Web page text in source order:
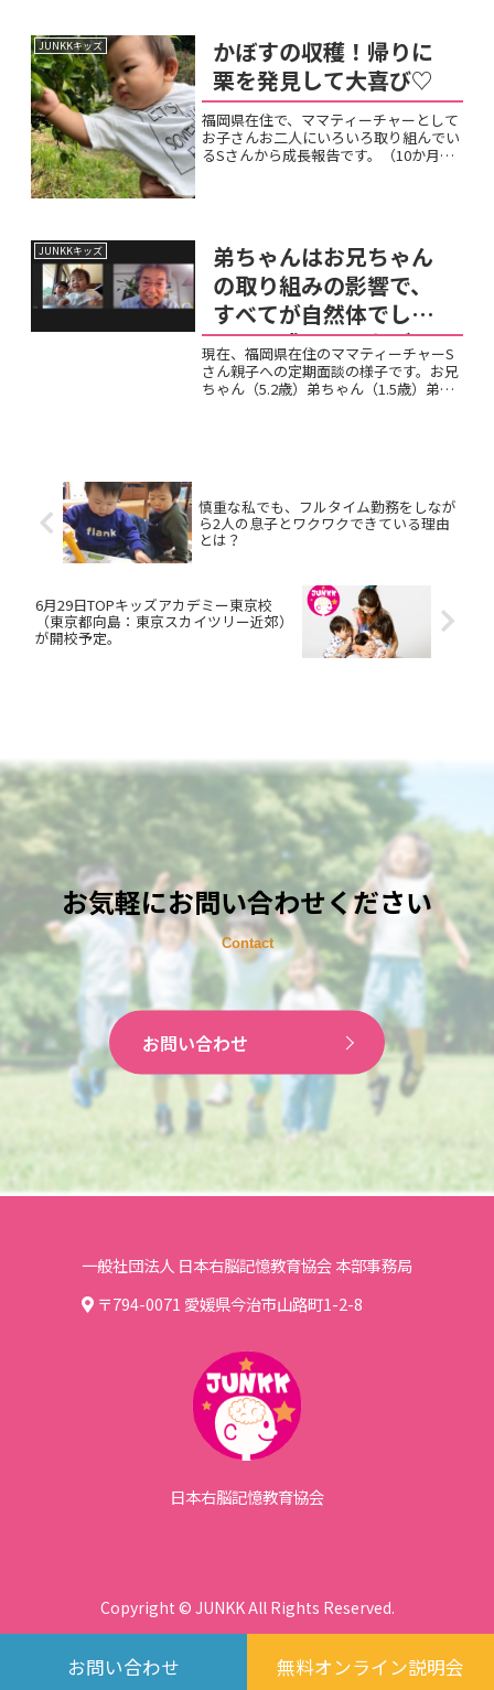
すね。これからの成長...
JUNKKキッズ
かぼすの収穫！帰りに
栗を発見して大喜び♡
福岡県在住で、ママティーチャーとして
お子さんお二人にいろいろ取り組んでい
るSさんから成長報告です。（10か月と4
JUNKKキッズ
弟ちゃんはお兄ちゃん
の取り組みの影響で、
すべてが自然体でしっ
かりと成果につながっ
ています。
現在、福岡県在住のママティーチャーS
さん親子への定期面談の様子です。お兄
ちゃん（5.2歳）弟ちゃん（1.5歳）弟ち
慎重な私でも、フルタイム勤務をしなが
ら2人の息子とワクワクできている理由
とは？
6月29日TOPキッズアカデミー東京校
（東京都向島：東京スカイツリー近郊）
が開校予定。
お気軽にお問い合わせください
お問い合わせ
一般社団法人 日本右脳記憶教育協会 本部事務局
〒794-0071 愛媛県今治市山路町1-2-8
日本右脳記憶教育協会
Copyright © JUNKK All Rights Reserved.
お問い合わせ 無料オンライン説明会